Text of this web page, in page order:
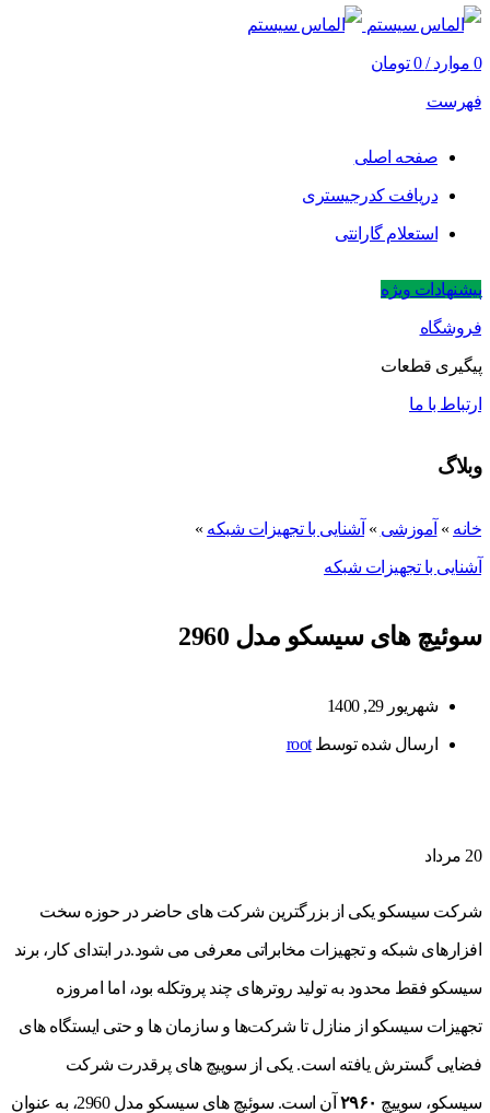
0 موارد /
0 تومان
فهرست
صفحه اصلی
دریافت کدرجیستری
استعلام گارانتی
پیشنهادات ویژه
فروشگاه
پیگیری قطعات
ارتباط با ما
وبلاگ
خانه » آموزشی » آشنایی با تجهیزات شبکه »
آشنایی با تجهیزات شبکه
سوئیچ های سیسکو مدل 2960
شهریور 29, 1400
ارسال شده توسطroot
20 مرداد
شرکت سیسکو یکی از بزرگترین شرکت های حاضر در حوزه سخت
افزارهای شبکه و تجهیزات مخابراتی معرفی می شود.در ابتدای کار، برند
سیسکو فقط محدود به تولید روترهای چند پروتکله بود، اما امروزه
تجهیزات سیسکو از منازل تا شرکت‌ها و سازمان ها و حتی ایستگاه های
فضایی گسترش یافته است. یکی از سوییچ های پرقدرت شرکت
سیسکو، سوییچ ۲۹۶۰ آن است. سوئیچ های سیسکو مدل 2960، به عنوان